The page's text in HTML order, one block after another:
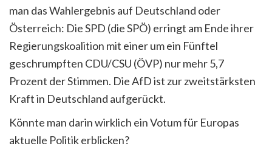
man das Wahlergebnis auf Deutschland oder
Österreich: Die SPD (die SPÖ) erringt am Ende ihrer
Regierungskoalition mit einer um ein Fünftel
geschrumpften CDU/CSU (ÖVP) nur mehr 5,7
Prozent der Stimmen. Die AfD ist zur zweitstärksten
Kraft in Deutschland aufgerückt.
Könnte man darin wirklich ein Votum für Europas
aktuelle Politik erblicken?